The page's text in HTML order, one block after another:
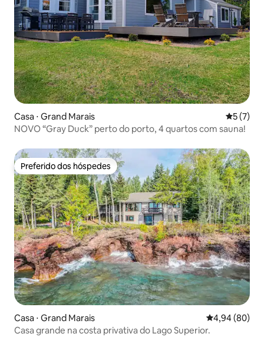
Casa ⋅ Grand Marais 5 de
5 (7)
NOVO “Gray Duck” perto do porto, 4 quartos com sauna!
Preferido dos hóspedes
Preferido dos hóspedes
Casa ⋅ Grand Marais 4,94 de uma
4,94 (80)
Casa grande na costa privativa do Lago Superior.